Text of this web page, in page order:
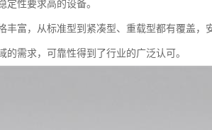
定性要求高的设备。
丰富，从标准型到紧凑型、重载型都有覆盖
的需求，可靠性得到了行业的广泛认可。